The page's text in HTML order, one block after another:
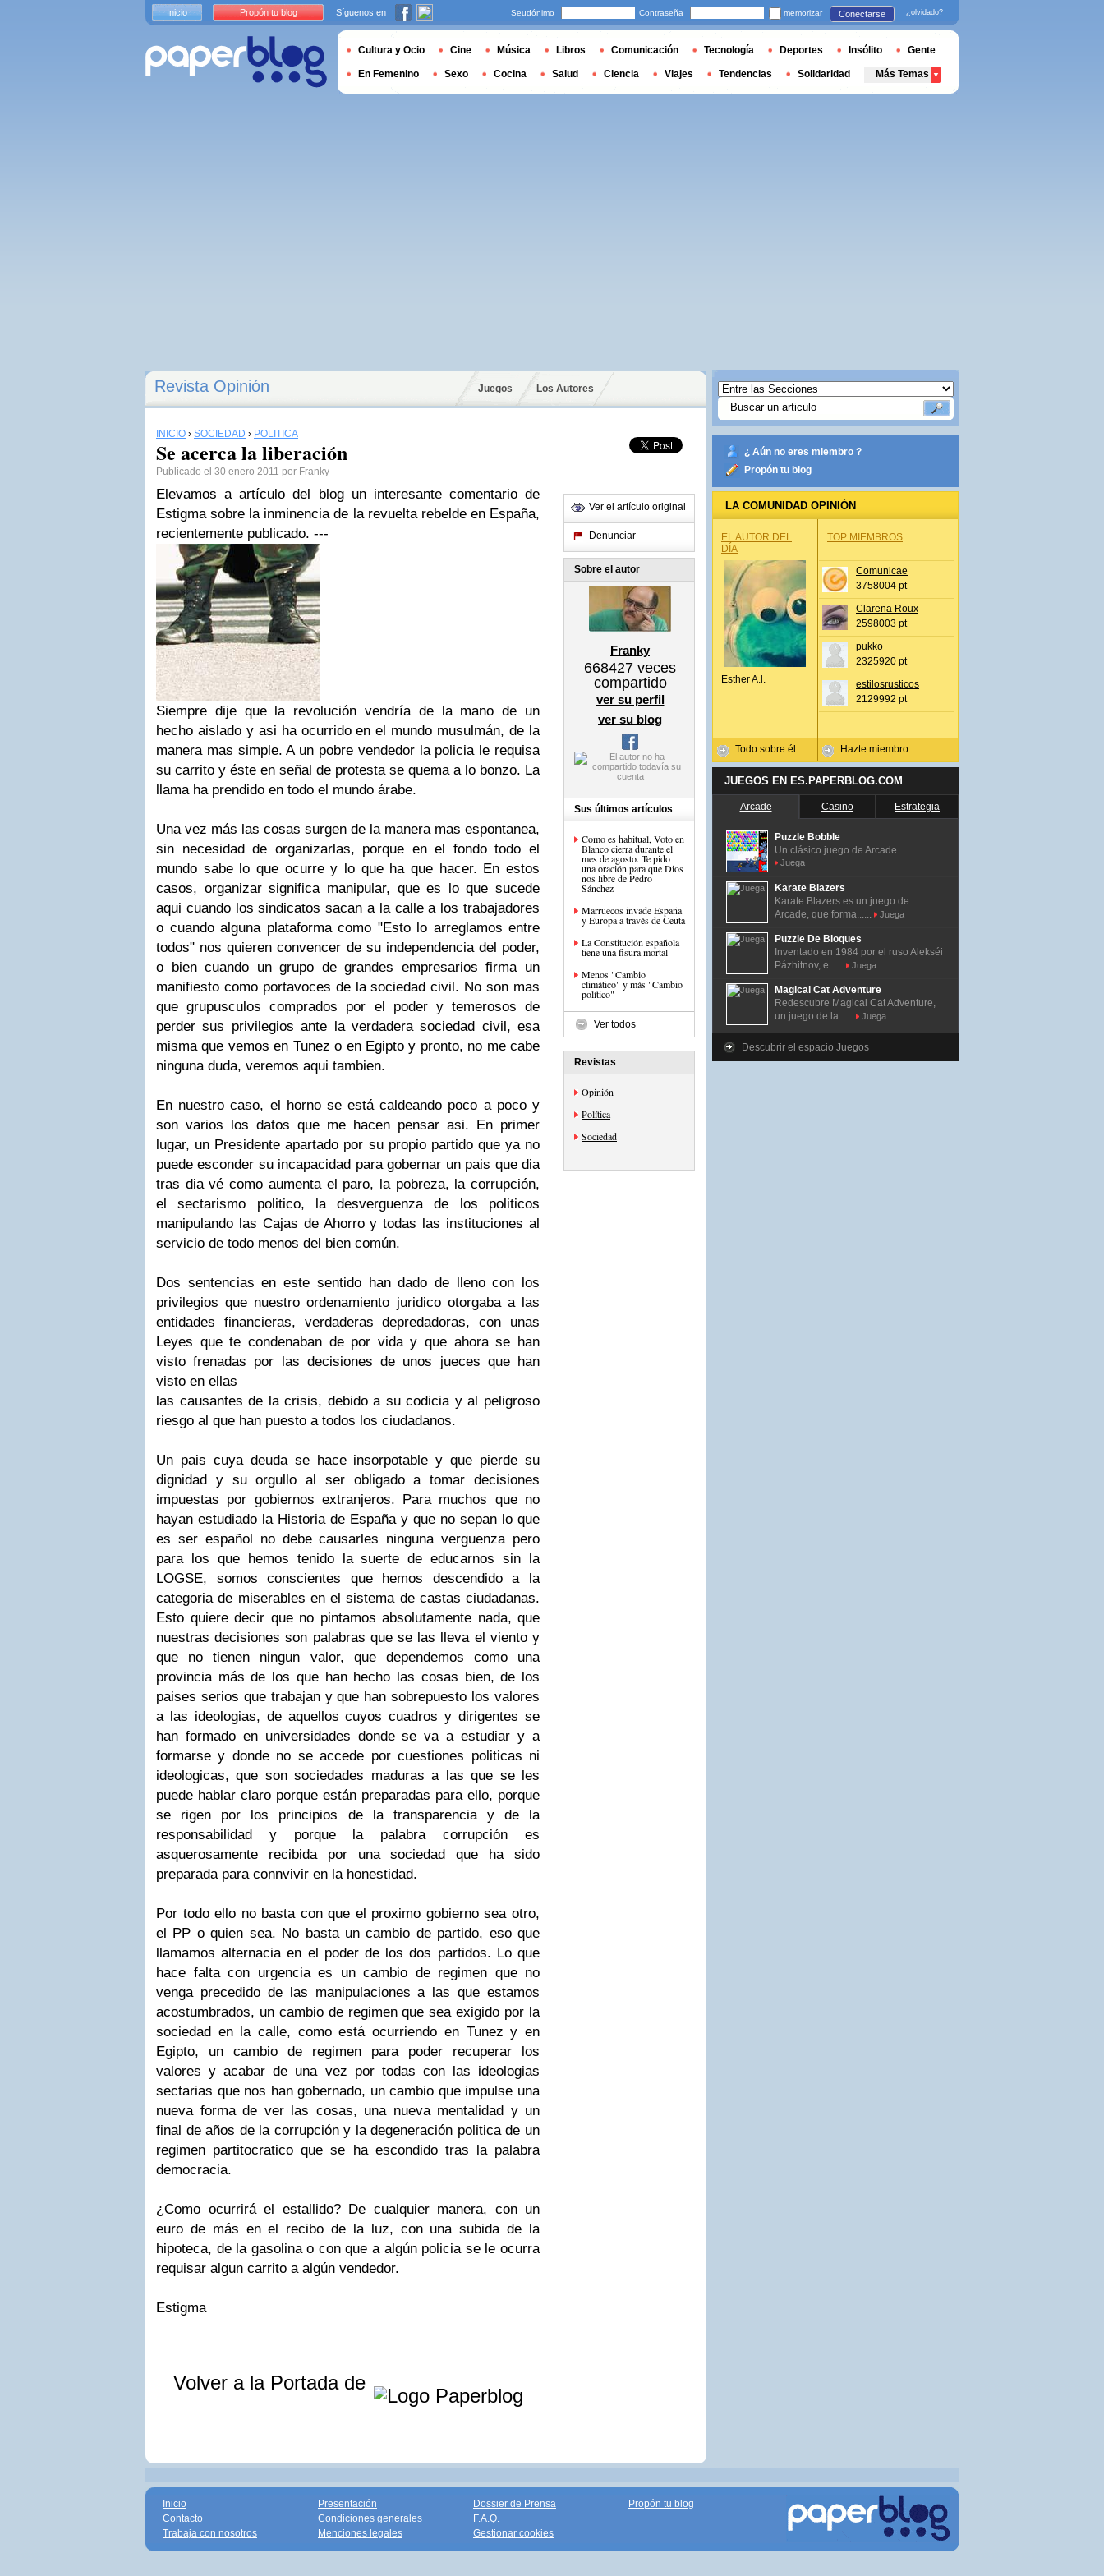
Revista Opinión Juegos Los Autores
INICIO › SOCIEDAD › POLÍTICA
Se acerca la liberación
Publicado el 30 enero 2011 por Franky
Elevamos a artículo del blog un interesante comentario de
Estigma sobre la inminencia de la revuelta rebelde en España,
recientemente publicado. ---
Siempre dije que la revolución vendría de la mano de un
hecho aislado y asi ha ocurrido en el mundo musulmán, de la
manera mas simple. A un pobre vendedor la policia le requisa
su carrito y éste en señal de protesta se quema a lo bonzo. La
llama ha prendido en todo el mundo árabe.
Una vez más las cosas surgen de la manera mas espontanea,
sin necesidad de organizarlas, porque en el fondo todo el
mundo sabe lo que ocurre y lo que ha que hacer. En estos
casos, organizar significa manipular, que es lo que sucede
aqui cuando los sindicatos sacan a la calle a los trabajadores
o cuando alguna plataforma como "Esto lo arreglamos entre
todos" nos quieren convencer de su independencia del poder,
o bien cuando un grupo de grandes empresarios firma un
manifiesto como portavoces de la sociedad civil. No son mas
que grupusculos comprados por el poder y temerosos de
perder sus privilegios ante la verdadera sociedad civil, esa
misma que vemos en Tunez o en Egipto y pronto, no me cabe
ninguna duda, veremos aqui tambien.
En nuestro caso, el horno se está caldeando poco a poco y
son varios los datos que me hacen pensar asi. En primer
lugar, un Presidente apartado por su propio partido que ya no
puede esconder su incapacidad para gobernar un pais que dia
tras dia vé como aumenta el paro, la pobreza, la corrupción,
el sectarismo politico, la desverguenza de los politicos
manipulando las Cajas de Ahorro y todas las instituciones al
servicio de todo menos del bien común.
Dos sentencias en este sentido han dado de lleno con los
privilegios que nuestro ordenamiento juridico otorgaba a las
entidades financieras, verdaderas depredadoras, con unas
Leyes que te condenaban de por vida y que ahora se han
visto frenadas por las decisiones de unos jueces que han
visto en ellas
las causantes de la crisis, debido a su codicia y al peligroso
riesgo al que han puesto a todos los ciudadanos.
Un pais cuya deuda se hace insorpotable y que pierde su
dignidad y su orgullo al ser obligado a tomar decisiones
impuestas por gobiernos extranjeros. Para muchos que no
hayan estudiado la Historia de España y que no sepan lo que
es ser español no debe causarles ninguna verguenza pero
para los que hemos tenido la suerte de educarnos sin la
LOGSE, somos conscientes que hemos descendido a la
categoria de miserables en el sistema de castas ciudadanas.
Esto quiere decir que no pintamos absolutamente nada, que
nuestras decisiones son palabras que se las lleva el viento y
que no tienen ningun valor, que dependemos como una
provincia más de los que han hecho las cosas bien, de los
paises serios que trabajan y que han sobrepuesto los valores
a las ideologias, de aquellos cuyos cuadros y dirigentes se
han formado en universidades donde se va a estudiar y a
formarse y donde no se accede por cuestiones politicas ni
ideologicas, que son sociedades maduras a las que se les
puede hablar claro porque están preparadas para ello, porque
se rigen por los principios de la transparencia y de la
responsabilidad y porque la palabra corrupción es
asquerosamente recibida por una sociedad que ha sido
preparada para connvivir en la honestidad.
Por todo ello no basta con que el proximo gobierno sea otro,
el PP o quien sea. No basta un cambio de partido, eso que
llamamos alternacia en el poder de los dos partidos. Lo que
hace falta con urgencia es un cambio de regimen que no
venga precedido de las manipulaciones a las que estamos
acostumbrados, un cambio de regimen que sea exigido por la
sociedad en la calle, como está ocurriendo en Tunez y en
Egipto, un cambio de regimen para poder recuperar los
valores y acabar de una vez por todas con las ideologias
sectarias que nos han gobernado, un cambio que impulse una
nueva forma de ver las cosas, una nueva mentalidad y un
final de años de la corrupción y la degeneración politica de un
regimen partitocratico que se ha escondido tras la palabra
democracia.
¿Como ocurrirá el estallido? De cualquier manera, con un
euro de más en el recibo de la luz, con una subida de la
hipoteca, de la gasolina o con que a algún policia se le ocurra
requisar algun carrito a algún vendedor.
Estigma
Volver a la Portada de
Ver el artículo original
Denunciar
Sobre el autor
Franky
668427 veces
compartido
ver su perfil
ver su blog
Sus últimos artículos
Como es habitual, Voto en
Blanco cierra durante el
mes de agosto. Te pido
una oración para que Dios
nos libre de Pedro
Sánchez
Marruecos invade España
y Europa a través de Ceuta
La Constitución española
tiene una fisura mortal
Menos "Cambio
climático" y más "Cambio
político"
Ver todos
Revistas
Opinión
Política
Sociedad
¿ Aún no eres miembro ?
Propón tu blog
LA COMUNIDAD OPINIÓN
EL AUTOR DEL
DÍA
Esther A.l.
Todo sobre él
TOP MIEMBROS
Comunicae
3758004 pt
Clarena Roux
2598003 pt
pukko
2325920 pt
estilosrusticos
2129992 pt
Hazte miembro
JUEGOS EN ES.PAPERBLOG.COM
Arcade Casino Estrategia
Puzzle Bobble
Un clásico juego de Arcade. ......
Juega
Karate Blazers
Karate Blazers es un juego de
Arcade, que forma......
Juega
Puzzle De Bloques
Inventado en 1984 por el ruso Alekséi
Pázhitnov, e......
Juega
Magical Cat Adventure
Redescubre Magical Cat Adventure,
un juego de la......
Juega
Descubrir el espacio Juegos
Inicio Propón tu blog Síguenos en Seudónimo Contraseña memorizar Conectarse ¿olvidado?
Cultura y Ocio Cine Música Libros Comunicación Tecnología Deportes Insólito Gente
En Femenino Sexo Cocina Salud Ciencia Viajes Tendencias Solidaridad Más Temas
Inicio
Contacto
Trabaja con nosotros
Presentación
Condiciones generales
Menciones legales
Dossier de Prensa
F.A.Q.
Gestionar cookies
Propón tu blog